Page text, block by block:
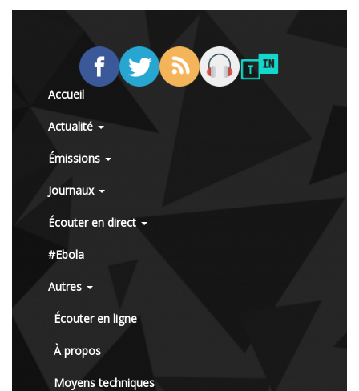
Accueil
Actualité
Émissions
Journaux
Écouter en direct
#Ebola
Autres
Écouter en ligne
À propos
Moyens techniques